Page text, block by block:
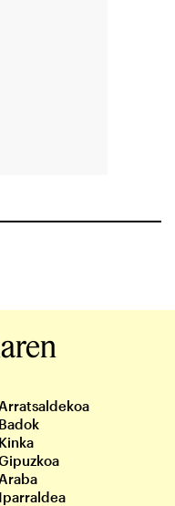
Arratsaldekoa
Badok
Kinka
Araba
Iparraldea